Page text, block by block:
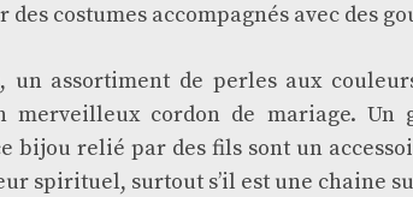
des costumes accompagnés avec des
un assortiment de perles aux
merveilleux cordon de mariage. Un
bijou relié par des fils sont un
spirituel, surtout s’il est une chaine